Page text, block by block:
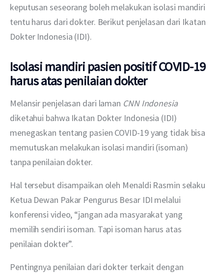
keputusan seseorang boleh melakukan isolasi mandiri
tentu harus dari dokter. Berikut penjelasan dari Ikatan
Dokter Indonesia (IDI).
Isolasi mandiri pasien positif COVID-19
harus atas penilaian dokter
Melansir penjelasan dari laman CNN Indonesia
diketahui bahwa Ikatan Dokter Indonesia (IDI)
menegaskan tentang pasien COVID-19 yang tidak bisa
memutuskan melakukan isolasi mandiri (isoman)
tanpa penilaian dokter.
Hal tersebut disampaikan oleh Menaldi Rasmin selaku
Ketua Dewan Pakar Pengurus Besar IDI melalui
konferensi video, “jangan ada masyarakat yang
memilih sendiri isoman. Tapi isoman harus atas
penilaian dokter”.
Pentingnya penilaian dari dokter terkait dengan